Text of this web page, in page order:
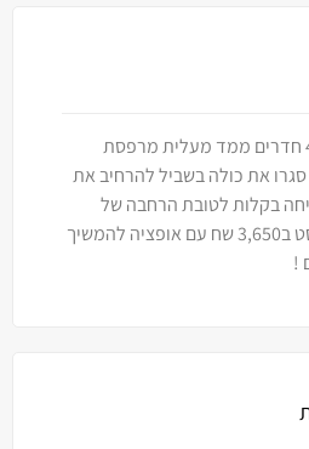
נווה זאב ברחוב בר ניסן 4 חדרים ממד מעלית מרפסת
את כולה בשביל להרחיב את
בקלות לטובת הרחבה של
הבית) מושכרת עד אוגוסט ב3,650 שח עם אופציה להמשיך
!